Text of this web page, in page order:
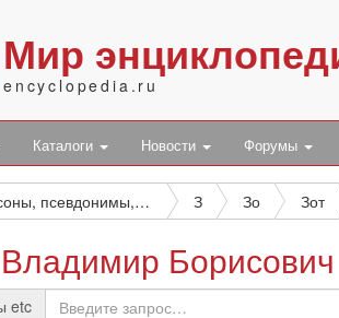
Мир
encyclopedia.ru
Каталоги Новости Форумы
Персоны, псевдонимы, персонажи и боты З Зо Зот
Борисович
etc